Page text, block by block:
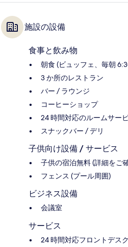
施設の設備
食事と飲み物
朝食 (ビュッフェ、毎朝
3 か所のレストラン
バー / ラウンジ
コーヒーショップ
24 時間対応のルームサー
スナックバー / デリ
子供向け設備 / サービス
子供の宿泊無料 (詳細をご
フェンス (プール周囲)
ビジネス設備
会議室
サービス
24 時間対応フロントデスク